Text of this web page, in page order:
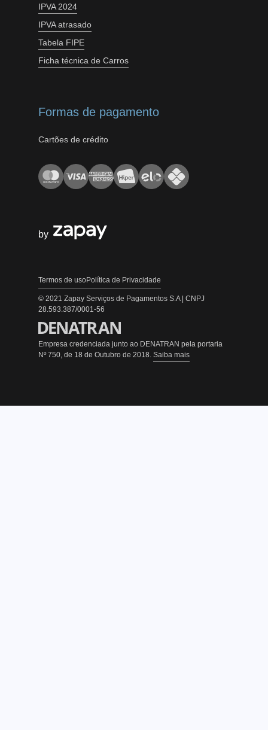
IPVA 2024
IPVA atrasado
Tabela FIPE
Ficha técnica de Carros
Formas de pagamento
Cartões de crédito
by
Empresa credenciada junto ao DENATRAN pela portaria
Nº 750, de 18 de Outubro de 2018. Saiba mais
Termos de usoPolítica de Privacidade
© 2021 Zapay Serviços de Pagamentos S.A | CNPJ
28.593.387/0001-56